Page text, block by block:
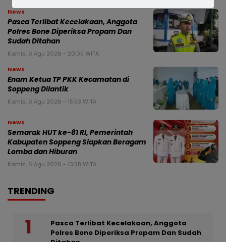
News
Pasca Terlibat Kecelakaan, Anggota
Polres Bone Diperiksa Propam Dan
Sudah Ditahan
Kamis, 6 Agu 2026 - 20:05 WITA
News
Enam Ketua TP PKK Kecamatan di
Soppeng Dilantik
Kamis, 6 Agu 2026 - 15:53 WITA
News
Semarak HUT ke-81 RI, Pemerintah
Kabupaten Soppeng Siapkan Beragam
Lomba dan Hiburan
Kamis, 6 Agu 2026 - 13:38 WITA
TRENDING
Pasca Terlibat Kecelakaan, Anggota
Polres Bone Diperiksa Propam Dan Sudah